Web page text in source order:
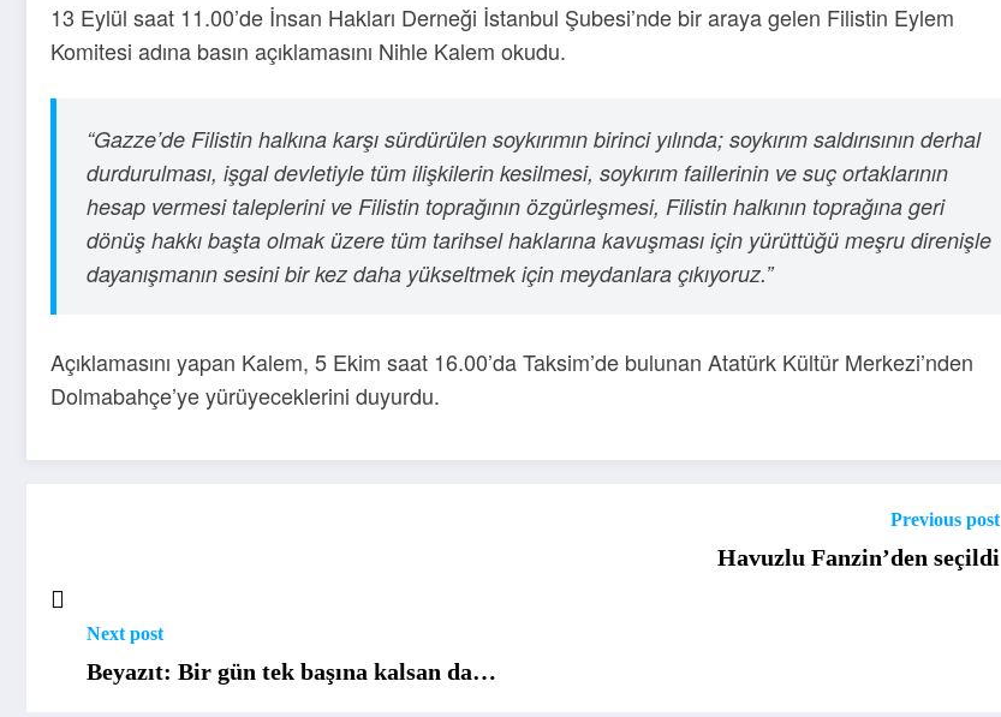
13 Eylül saat 11.00’de İnsan Hakları Derneği İstanbul Şubesi’nde bir araya gelen Filistin Eylem
Komitesi adına basın açıklamasını Nihle Kalem okudu.
“Gazze’de Filistin halkına karşı sürdürülen soykırımın birinci yılında; soykırım saldırısının derhal
durdurulması, işgal devletiyle tüm ilişkilerin kesilmesi, soykırım faillerinin ve suç ortaklarının
hesap vermesi taleplerini ve Filistin toprağının özgürleşmesi, Filistin halkının toprağına geri
dönüş hakkı başta olmak üzere tüm tarihsel haklarına kavuşması için yürüttüğü meşru direnişle
dayanışmanın sesini bir kez daha yükseltmek için meydanlara çıkıyoruz.”
Açıklamasını yapan Kalem, 5 Ekim saat 16.00’da Taksim’de bulunan Atatürk Kültür Merkezi’nden
Dolmabahçe’ye yürüyeceklerini duyurdu.
Previous post
Havuzlu Fanzin’den seçildi
Next post
Beyazıt: Bir gün tek başına kalsan da…